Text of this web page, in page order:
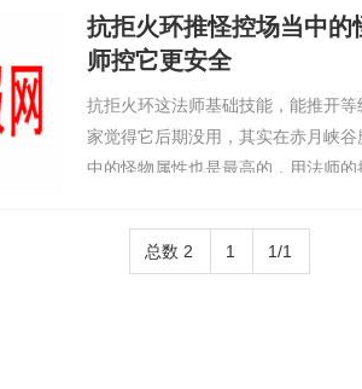
抗拒火环推怪控场当中
师控它更安全
抗拒火环这法师基础技能，能推开
家觉得它后期没用，其实在赤月峡
中的怪物属性也是最高的，用法师
锷蜘蛛，顺利逃生。第一次用抗拒
谷被三只黑锷
总数 2 1 1/1